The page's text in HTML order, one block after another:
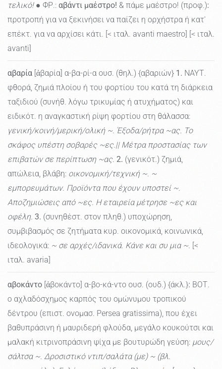
τελικό!● ΦΡ.: αβάντι μαέστρο! & πάμε μαέστρο! (προφ.):
προτροπή για να ξεκινήσει να παίζει η ορχήστρα ή κατ'
επέκτ. για να αρχίσει κάτι. [< ιταλ. avanti maestro] [< ιταλ.
avanti]
αβαρία [ἀβαρία] α-βα-ρί-α ουσ. (θηλ.) {αβαριών} 1. ΝΑΥΤ.
φθορά, ζημιά πλοίου ή του φορτίου του κατά τη διάρκεια
ταξιδιού (συνήθ. λόγω τρικυμίας ή ατυχήματος) και
ειδικότ. η αναγκαστική ρίψη φορτίου στη θάλασσα:
γενική/κοινή/μερική/ολική ~. Έξοδα/ρήτρα ~ας. Το
σκάφος υπέστη σοβαρές ~ες.|| Μέτρα προστασίας των
επιβατών σε περίπτωση ~ας. 2. (γενικότ.) ζημιά,
απώλεια, βλάβη: οικονομική/τεχνική ~. ~
εμπορευμάτων. Προϊόντα που έχουν υποστεί ~.
Αποζημιώσεις από ~ες. Η εταιρεία μέτρησε ~ες και
οφέλη. 3. (συνηθέστ. στον πληθ.) υποχώρηση,
συμβιβασμός σε ζητήματα κυρ. οικονομικά, κοινωνικά,
ιδεολογικά: ~ σε αρχές/ιδανικά. Κάνε και συ μια ~. [<
ιταλ. avaria]
αβοκάντο [ἀβοκάντο] α-βο-κά-ντο ουσ. (ουδ.) {άκλ.}: ΒΟΤ.
ο αχλαδόσχημος καρπός του ομώνυμου τροπικού
δέντρου (επιστ. ονομασ. Persea gratissima), που έχει
βαθυπράσινη ή μαυριδερή φλούδα, μεγάλο κουκούτσι και
μαλακή κιτρινοπράσινη ψίχα με βουτυρώδη γεύση: μους/
σάλτσα ~. Δροσιστικό ντιπ/σαλάτα (με) ~ (βλ.